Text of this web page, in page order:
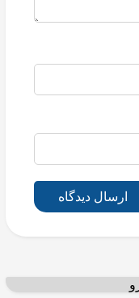
ارسال دیدگاه